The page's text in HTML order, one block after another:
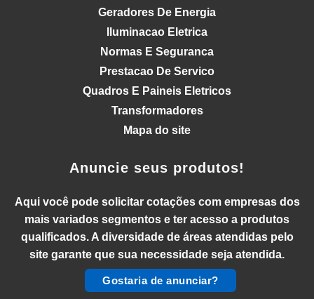
Geradores De Energia
Iluminacao Eletrica
Normas E Seguranca
Prestacao De Servico
Quadros E Paineis Eletricos
Transformadores
Mapa do site
Anuncie seus produtos!
Aqui você pode solicitar cotações com empresas dos
mais variados segmentos e ter acesso a produtos
qualificados. A diversidade de áreas atendidas pelo
site garante que sua necessidade seja atendida.
Gostaria de anunciar?